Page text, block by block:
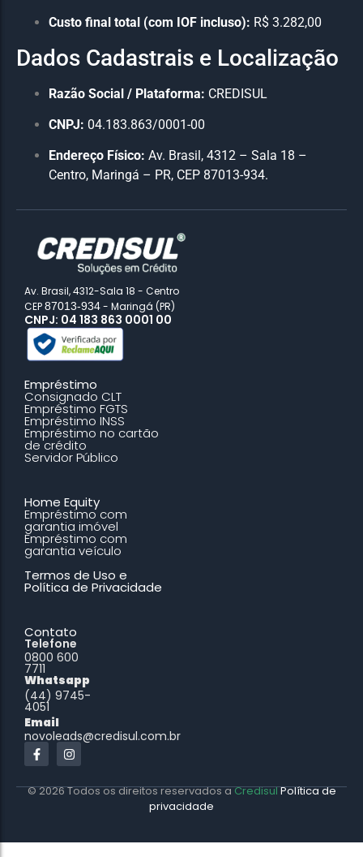
Custo final total (com IOF incluso): R$ 3.282,00
Dados Cadastrais e Localização
Razão Social / Plataforma: CREDISUL
CNPJ: 04.183.863/0001-00
Endereço Físico: Av. Brasil, 4312 – Sala 18 –
Centro, Maringá – PR, CEP 87013-934.
Av. Brasil, 4312-Sala 18 - Centro
CEP87013-934- Maringá (PR)
CNPJ: 04 183 863 0001 00
Empréstimo
Consignado CLT
Empréstimo FGTS
Empréstimo INSS
Empréstimo no cartão
de crédito
Servidor Público
Home Equity
Empréstimo com
garantia imóvel
Empréstimo com
garantia veículo
Termos de Uso e
Política de Privacidade
Contato
Telefone
0800 600
7711
Whatsapp
(44) 9745-
4051
Email
novoleads@credisul.com.br
© 2026 Todos os direitos reservados aCredisulPolítica de
privacidade